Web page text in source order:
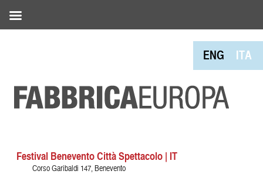
ENG ITA
Festival Benevento Città Spettacolo | IT
Corso Garibaldi 147, Benevento